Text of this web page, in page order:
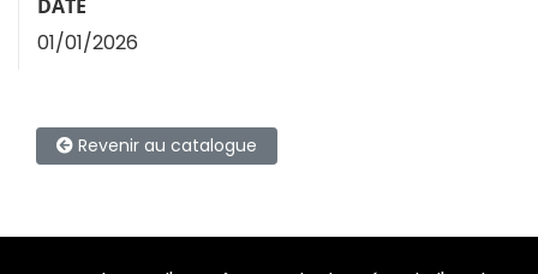
DATE
01/01/2026
Revenir au catalogue